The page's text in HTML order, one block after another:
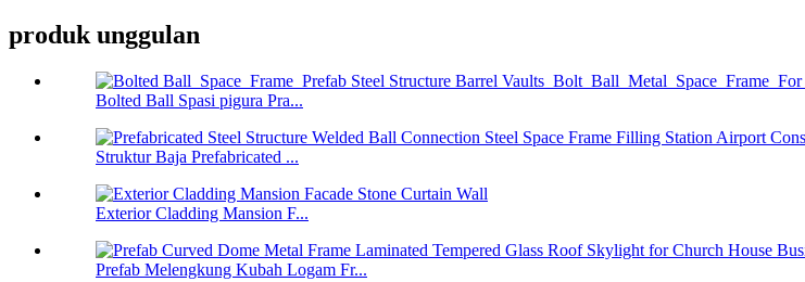
produk unggulan
Bolted Ball Spasi pigura Pra...
Struktur Baja Prefabricated ...
Exterior Cladding Mansion F...
Prefab Melengkung Kubah Logam Fr...